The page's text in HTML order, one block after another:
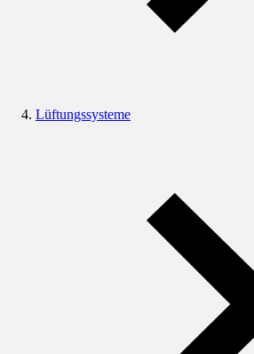
Lüftungssysteme